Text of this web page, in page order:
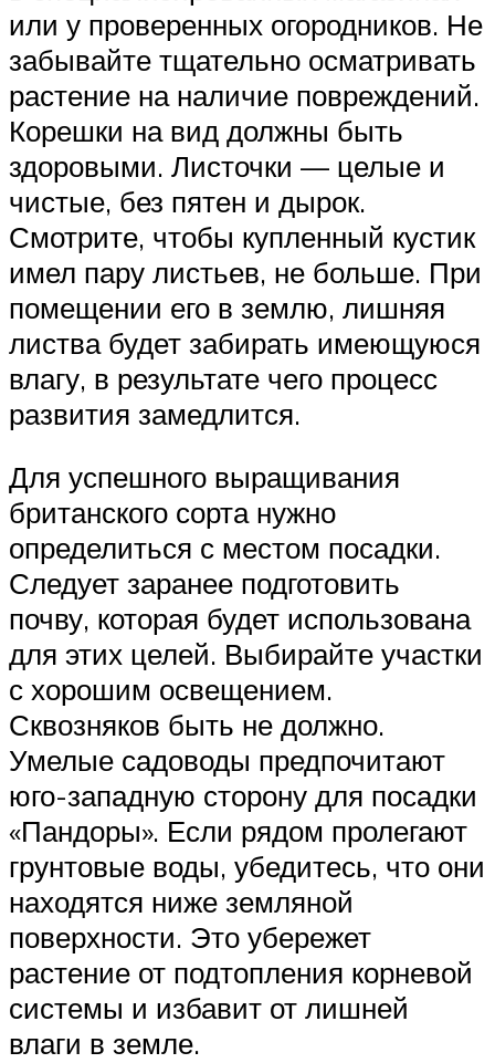
или у проверенных огородников. Не
забывайте тщательно осматривать
растение на наличие повреждений.
Корешки на вид должны быть
здоровыми. Листочки — целые и
чистые, без пятен и дырок.
Смотрите, чтобы купленный кустик
имел пару листьев, не больше. При
помещении его в землю, лишняя
листва будет забирать имеющуюся
влагу, в результате чего процесс
развития замедлится.
Для успешного выращивания
британского сорта нужно
определиться с местом посадки.
Следует заранее подготовить
почву, которая будет использована
для этих целей. Выбирайте участки
с хорошим освещением.
Сквозняков быть не должно.
Умелые садоводы предпочитают
юго-западную сторону для посадки
«Пандоры». Если рядом пролегают
грунтовые воды, убедитесь, что они
находятся ниже земляной
поверхности. Это убережет
растение от подтопления корневой
системы и избавит от лишней
влаги в земле.